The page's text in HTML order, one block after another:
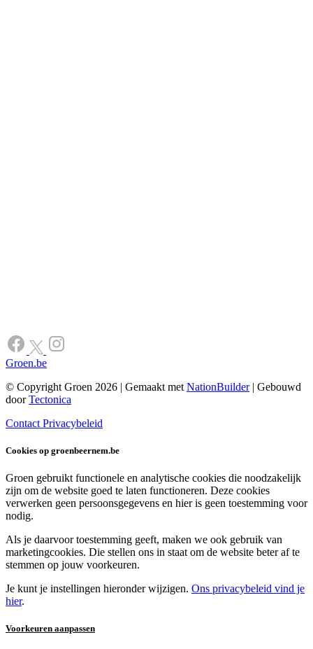
Groen.be
© Copyright Groen 2026 | Gemaakt met NationBuilder| Gebouwd
doorTectonica
Contact Privacybeleid
Cookies op groenbeernem.be
Groen gebruikt functionele en analytische cookies die noodzakelijk
zijn om de website goed te laten functioneren. Deze cookies
verwerken geen persoonsgegevens en hier is geen toestemming voor
nodig.
Als je daarvoor toestemming geeft, maken we ook gebruik van
marketingcookies. Die stellen ons in staat om de website beter af te
stemmen op jouw voorkeuren.
Je kunt je instellingen hieronder wijzigen. Ons privacybeleid vind je
hier.
Voorkeuren aanpassen